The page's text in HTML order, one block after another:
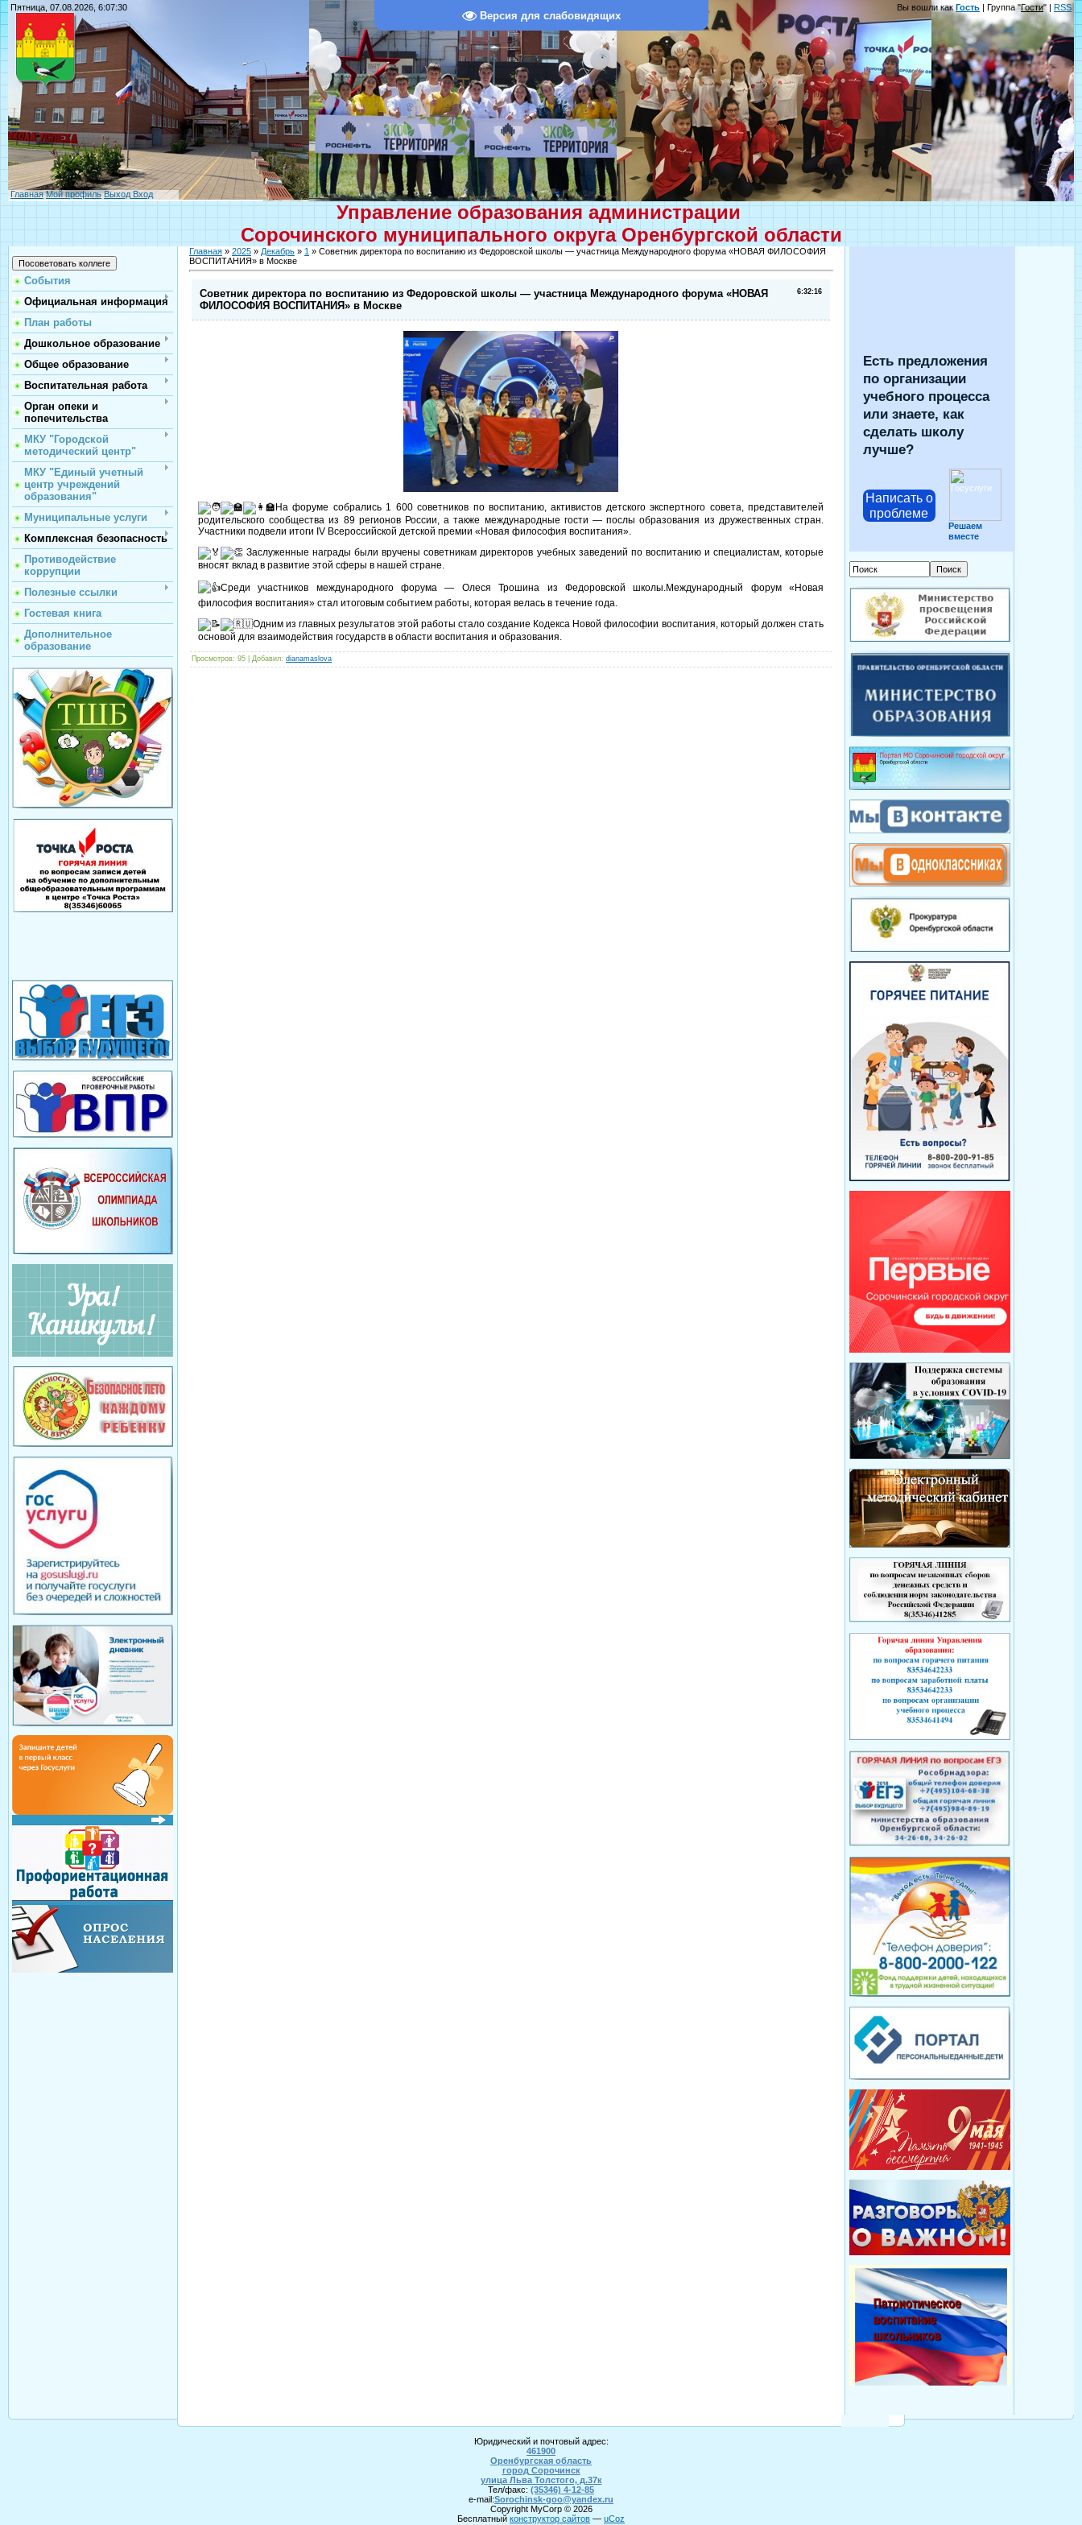
Версия для слабовидящих
Пятница, 07.08.2026, 6:07:30 Вы вошли какГость | Группа "Гости" | RSS
Главная Мой профиль Выход Вход
Управление образования администрации
Сорочинского муниципального округа Оренбургской области
События
Официальная информация
План работы
Дошкольное образование
Общее образование
Воспитательная работа
Орган опеки и
попечительства
МКУ "Городской
методический центр"
МКУ "Единый учетный
центр учреждений
образования"
Муниципальные услуги
Комплексная безопасность
Противодействие
коррупции
Полезные ссылки
Гостевая книга
Дополнительное
образование
Главная » 2025 » Декабрь » 1 » Советник директора по воспитанию из Федоровской школы — участница Международного форума «НОВАЯ ФИЛОСОФИЯ
ВОСПИТАНИЯ» в Москве
6:32:16
Советник директора по воспитанию из Федоровской школы — участница Международного форума «НОВАЯ
ФИЛОСОФИЯ ВОСПИТАНИЯ» в Москве
На форуме собрались 1 600 советников по воспитанию, активистов детского экспертного совета, представителей
родительского сообщества из 89 регионов России, а также международные гости — послы образования из дружественных стран.
Участники подвели итоги IV Всероссийской детской премии «Новая философия воспитания».
Заслуженные награды были вручены советникам директоров учебных заведений по воспитанию и специалистам, которые
вносят вклад в развитие этой сферы в нашей стране.
Среди участников международного форума — Олеся Трошина из Федоровской школы.Международный форум «Новая
философия воспитания» стал итоговым событием работы, которая велась в течение года.
Одним из главных результатов этой работы стало создание Кодекса Новой философии воспитания, который должен стать
основой для взаимодействия государств в области воспитания и образования.
Просмотров: 95 | Добавил: dianamaslova
Есть предложения
по организации
учебного процесса
или знаете, как
сделать школу
лучше?
Написать о
проблеме
Решаем
вместе
Юридический и почтовый адрес:
461900
Оренбургская область
город Сорочинск
улица Льва Толстого, д.37к
Тел/факс: (35346) 4-12-85
e-mail:Sorochinsk-goo@yandex.ru
Copyright MyCorp © 2026
Бесплатный конструктор сайтов — uCoz